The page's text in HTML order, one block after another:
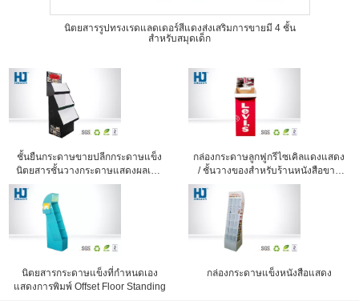
นิตยสารรูปทรงเรดแลดเดอร์สีแดงส่งเสริมการขายมี 4 ชั้น
สำหรับสมุดเด็ก
ชั้นยืนกระดาษขายปลีกกระดาษแข็ง
นิตยสารชั้นวางกระดาษแสดงผลเป็น
มิตรกับสิ่งแวดล้อม
กล่องกระดาษลูกฟูกรีไซเคิลแดงแสดง
/ ชั้นวางของสำหรับร้านหนังสือขาย
นิตยสารกระดาษแข็งที่กำหนดเอง
แสดงการพิมพ์ Offset Floor Standing
กล่องกระดาษแข็งหนังสือแสดง